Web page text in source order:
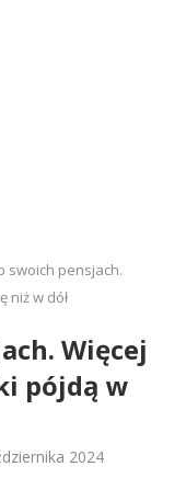
swoich pensjach.
niż w dół
Więcej
pójdą w
2024